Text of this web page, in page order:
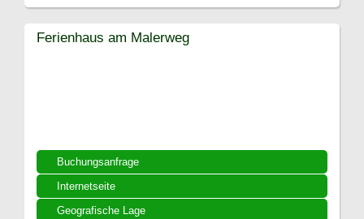
Buchungsanfrage
Internetseite
Geografische Lage
Ferienhaus am Malerweg